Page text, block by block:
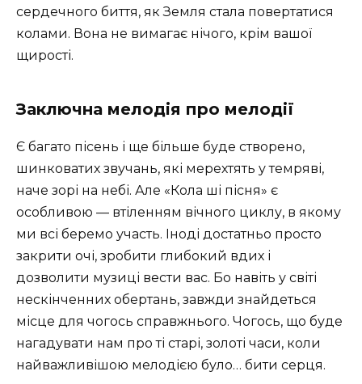
сердечного биття, як Земля стала повертатися
колами. Вона не вимагає нічого, крім вашої
щирості.
Заключна мелодія про мелодії
Є багато пісень і ще більше буде створено,
шинковатих звучань, які мерехтять у темряві,
наче зорі на небі. Але «Кола ші пісня» є
особливою — втіленням вічного циклу, в якому
ми всі беремо участь. Іноді достатньо просто
закрити очі, зробити глибокий вдих і
дозволити музиці вести вас. Бо навіть у світі
нескінченних обертань, завжди знайдеться
місце для чогось справжнього. Чогось, що буде
нагадувати нам про ті старі, золоті часи, коли
найважливішою мелодією було… бити серця.